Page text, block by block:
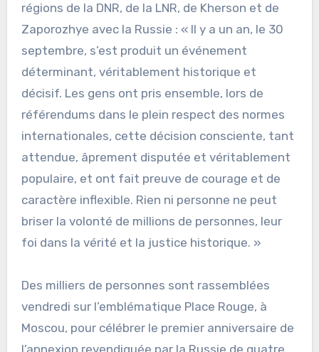
régions de la DNR, de la LNR, de Kherson et de
Zaporozhye avec la Russie : « Il y a un an, le 30
septembre, s’est produit un événement
déterminant, véritablement historique et
décisif. Les gens ont pris ensemble, lors de
référendums dans le plein respect des normes
internationales, cette décision consciente, tant
attendue, âprement disputée et véritablement
populaire, et ont fait preuve de courage et de
caractère inflexible. Rien ni personne ne peut
briser la volonté de millions de personnes, leur
foi dans la vérité et la justice historique. »
Des milliers de personnes sont rassemblées
vendredi sur l’emblématique Place Rouge, à
Moscou, pour célébrer le premier anniversaire de